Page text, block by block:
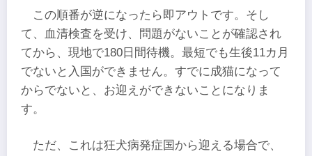
この順番が逆になったら即アウトです。そし
て、血清検査を受け、問題がないことが確認され
てから、現地で180日間待機。最短でも生後11カ月
でないと入国ができません。すでに成猫になって
からでないと、お迎えができないことになりま
す。
ただ、これは狂犬病発症国から迎える場合で、